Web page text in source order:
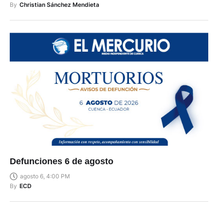
By Christian Sánchez Mendieta
Defunciones 6 de agosto
agosto 6, 4:00 PM
By ECD